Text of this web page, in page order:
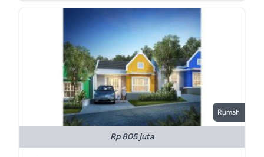
Rumah
Rp 805 juta